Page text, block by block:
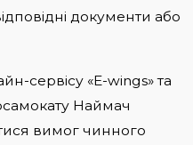
документи або
сервісу «E-wings» та
Наймач
вимог чинного